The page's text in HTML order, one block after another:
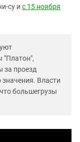
су и с 15 ноября
"Платон",
за проезд
значения. Власти
большегрузы